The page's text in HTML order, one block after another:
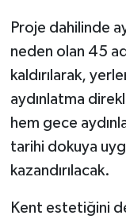
Proje dahilinde
neden olan 45
kaldırılarak,
aydınlatma
hem gece
tarihi dokuya
kazandırılacak.
Kent estetiğini